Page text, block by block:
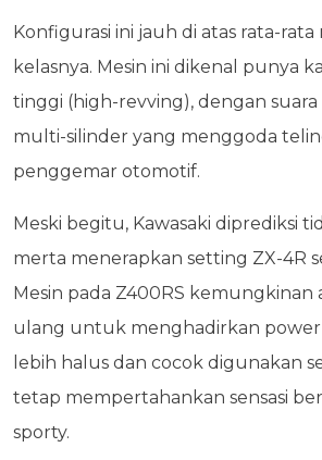
Konfigurasi ini jauh di atas rata-
kelasnya. Mesin ini dikenal punya
tinggi (high-revving), dengan
multi-silinder yang menggoda
penggemar otomotif.
Meski begitu, Kawasaki diprediksi
merta menerapkan setting ZX-4R
Mesin pada Z400RS kemungkinan
ulang untuk menghadirkan power
lebih halus dan cocok digunakan
tetap mempertahankan sensasi
sporty.